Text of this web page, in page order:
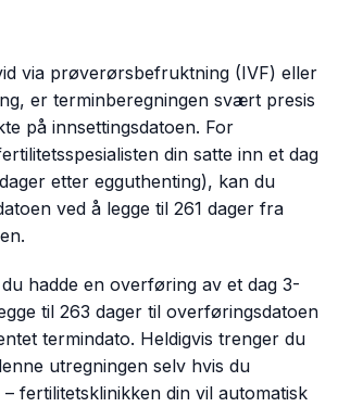
via prøverørsbefruktning (IVF) eller
er terminberegningen svært presis
på innsettingsdatoen. For
din satte inn et dag
etter egguthenting), kan du
ved å legge til 261 dager fra
hadde en overføring av et dag 3-
til 263 dager til overføringsdatoen
termindato. Heldigvis trenger du
utregningen selv hvis du
fertilitetsklinikken din vil automatisk